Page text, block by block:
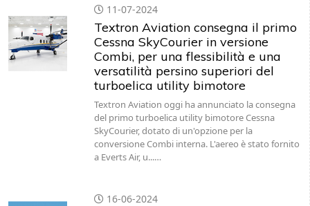
11-07-2024
Textron Aviation consegna il primo
Cessna SkyCourier in versione
Combi, per una flessibilità e una
versatilità persino superiori del
turboelica utility bimotore
Textron Aviation oggi ha annunciato la consegna
del primo turboelica utility bimotore Cessna
SkyCourier, dotato di un'opzione per la
conversione Combi interna. L'aereo è stato fornito
a Everts Air, u...…
16-06-2024